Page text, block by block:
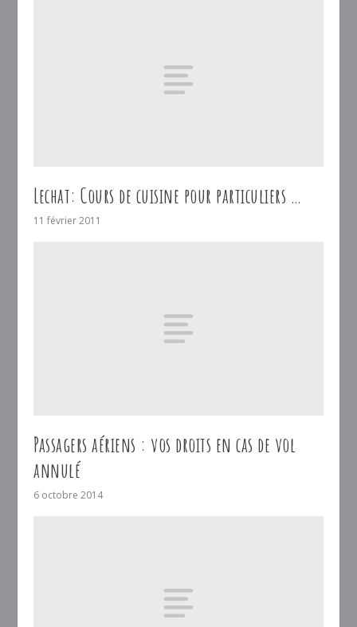
Lechat: Cours de cuisine pour particuliers …
11 février 2011
Passagers aériens : vos droits en cas de vol
annulé
6 octobre 2014